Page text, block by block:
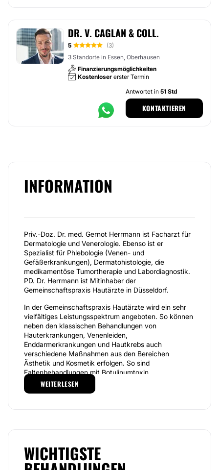
DR. V. CAGLAN & COLL.
5
(3)
3 Standorte in Essen, Oberhausen
Finanzierungsmöglichkeiten
Kostenloser erster Termin
Antwortet in 51 Std
KONTAKTIEREN
INFORMATION
Priv.-Doz. Dr. med. Gernot Herrmann ist Facharzt für
Dermatologie und Venerologie. Ebenso ist er
Spezialist für Phlebologie (Venen- und
Gefäßerkrankungen), Dermatohistologie, die
medikamentöse Tumortherapie und Labordiagnostik.
PD. Dr. Herrmann ist Mitinhaber der
Gemeinschaftspraxis Hautärzte in Düsseldorf.
In der Gemeinschaftspraxis Hautärzte wird ein sehr
vielfältiges Leistungsspektrum angeboten. So können
neben den klassischen Behandlungen von
Hauterkrankungen, Venenleiden,
Enddarmerkrankungen und Hautkrebs auch
verschiedene Maßnahmen aus den Bereichen
Ästhetik und Kosmetik erfolgen. So sind
Faltenbehandlungen mit Botulinumtoxin,
Hyaluronsäure oder per Lasertherapie möglich;
letztere kann außerdem dazu eingesetzt werden, um
verschiedene kosmetische Behandlungen wie
Peelings, Medical Needling oder Mikrodermabrasion
im Gesicht Teil des Leistungsangebots. Überdies
WEITERLESEN
WICHTIGSTE